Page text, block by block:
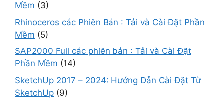
Mềm (3)
Rhinoceros các Phiên Bản : Tải và Cài Đặt Phần
Mềm (5)
SAP2000 Full các phiên bản : Tải và Cài Đặt
Phần Mềm (14)
SketchUp 2017 – 2024: Hướng Dẫn Cài Đặt Từ
SketchUp (9)